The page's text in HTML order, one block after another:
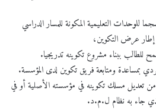
للوحدات التعليمية المكونة للمسار الدراسي
إطار عرض التكوين،
ببناء مشروع تكوينه تدريجيا.
ومتابعة فريق تكوين لدى المؤسسة.
تعديل مسلك تكوينه في مؤسسته الأصلية أو في
جاء به نظام ل.م.د.